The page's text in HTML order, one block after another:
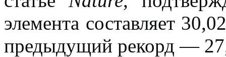
элемента составляет
предыдущий рекорд —